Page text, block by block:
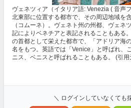
ヴェネツィア（イタリア語: Venezia ( 音声
北東部に位置する都市で、その周辺地域を
（コムーネ）。ヴェネト州の州都、ヴェネ
記によりベネチアと表記されることもある
の首都として栄えた都市で、「アドリア海
名をもつ。英語では「Venice」と呼ばれ、
ニス、ベニスと呼ばれることもある。 (引用
＼ ログインしていなくても